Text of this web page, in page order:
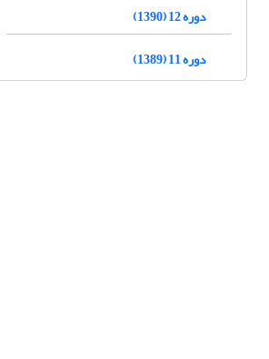
دوره 12 (1390)
دوره 11 (1389)